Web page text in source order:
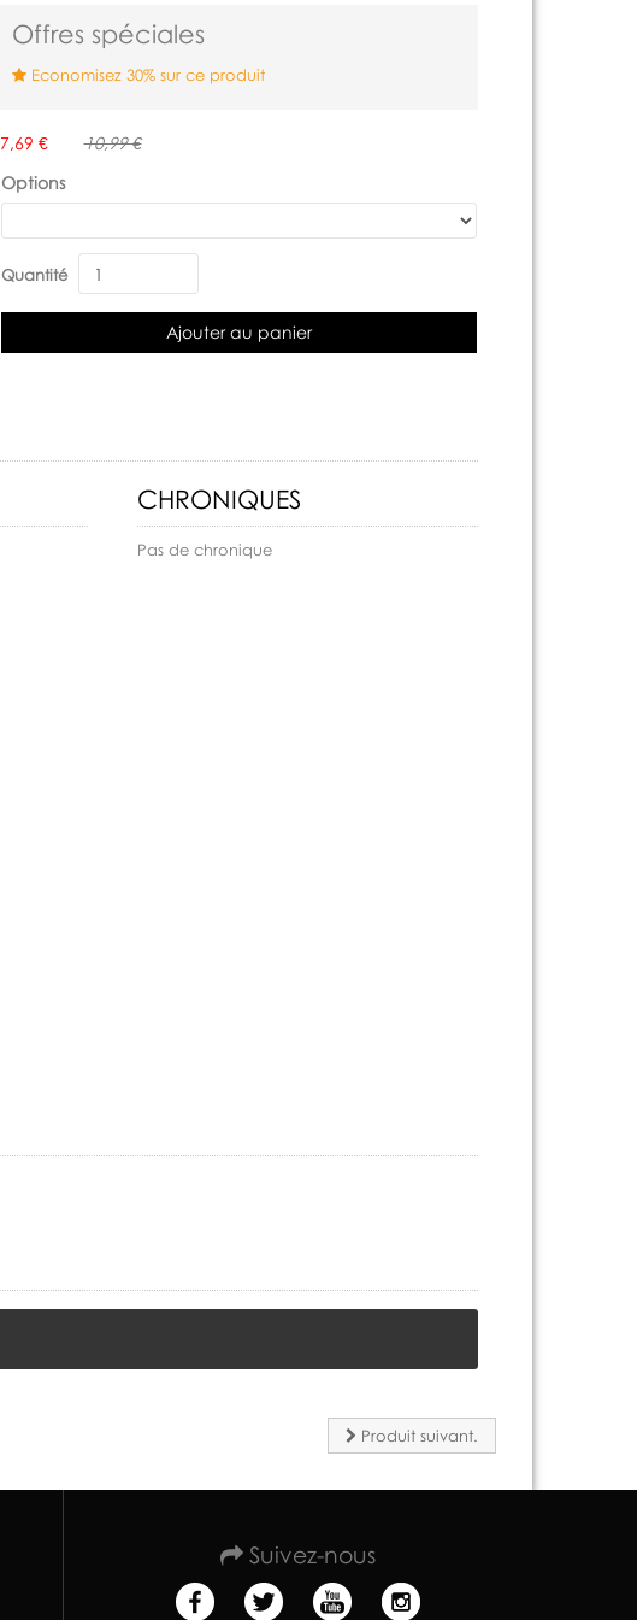
Offres spéciales
Economisez 30% sur ce produit
Disponibilité:
7,69 €
10,99 €
Options
Quantité
Ajouter au panier
CHRONIQUES
Pas de chronique
Produit suivant.
Suivez-nous